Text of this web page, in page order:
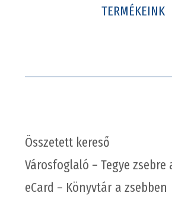
TERMÉKEINK
Összetett kereső
Városfoglaló – Tegye zsebre
eCard – Könyvtár a zsebben